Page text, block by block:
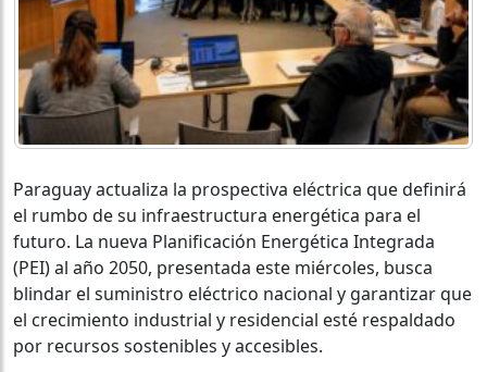
Paraguay actualiza la prospectiva eléctrica que definirá
el rumbo de su infraestructura energética para el
futuro. La nueva Planificación Energética Integrada
(PEI) al año 2050, presentada este miércoles, busca
blindar el suministro eléctrico nacional y garantizar que
el crecimiento industrial y residencial esté respaldado
por recursos sostenibles y accesibles.